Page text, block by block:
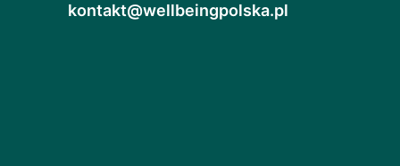
kontakt@wellbeingpolska.pl